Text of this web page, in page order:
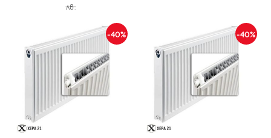
лв.
-40% -40%